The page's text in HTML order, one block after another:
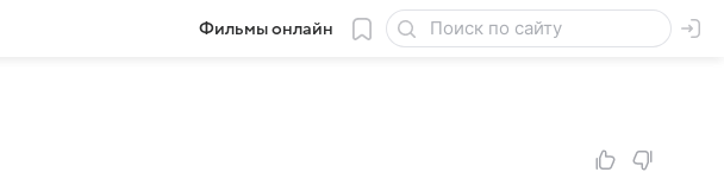
Фильмы онлайн